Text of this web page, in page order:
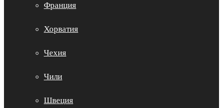
Франция
Хорватия
Чехия
Чили
Швеция